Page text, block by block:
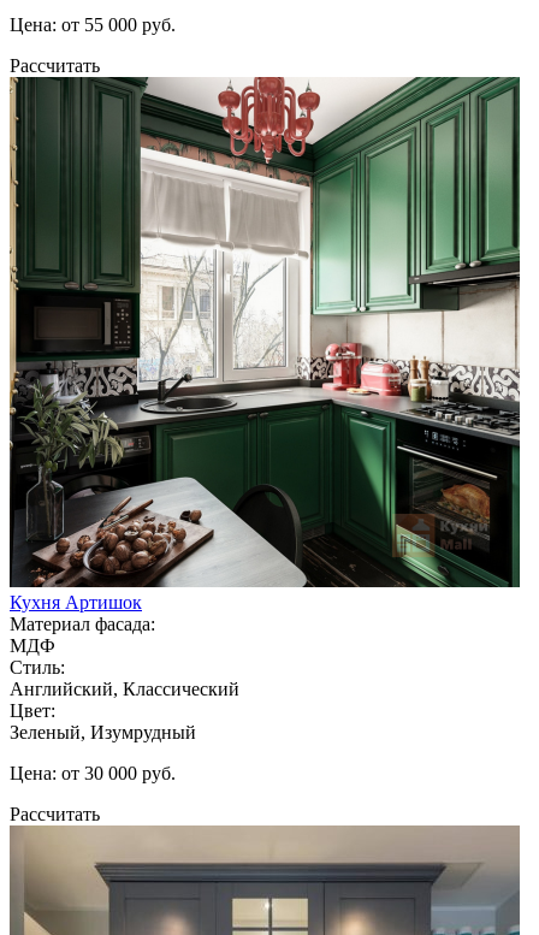
Цена: от 55 000 руб.
Рассчитать
Кухня Артишок
Материал фасада:
МДФ
Стиль:
Английский, Классический
Цвет:
Зеленый, Изумрудный
Цена: от 30 000 руб.
Рассчитать